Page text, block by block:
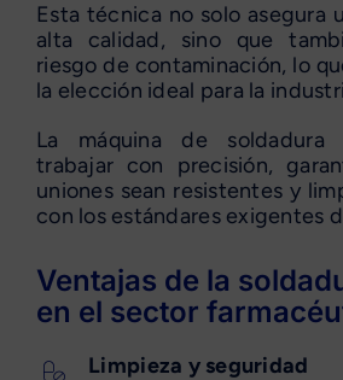
Esta técnica no solo asegura
alta calidad, sino que
riesgo de contaminación, lo
la elección ideal para la
La máquina de soldadura
trabajar con precisión,
uniones sean resistentes y
con los estándares exigentes
Ventajas de la
en el sector
Limpieza y seguridad